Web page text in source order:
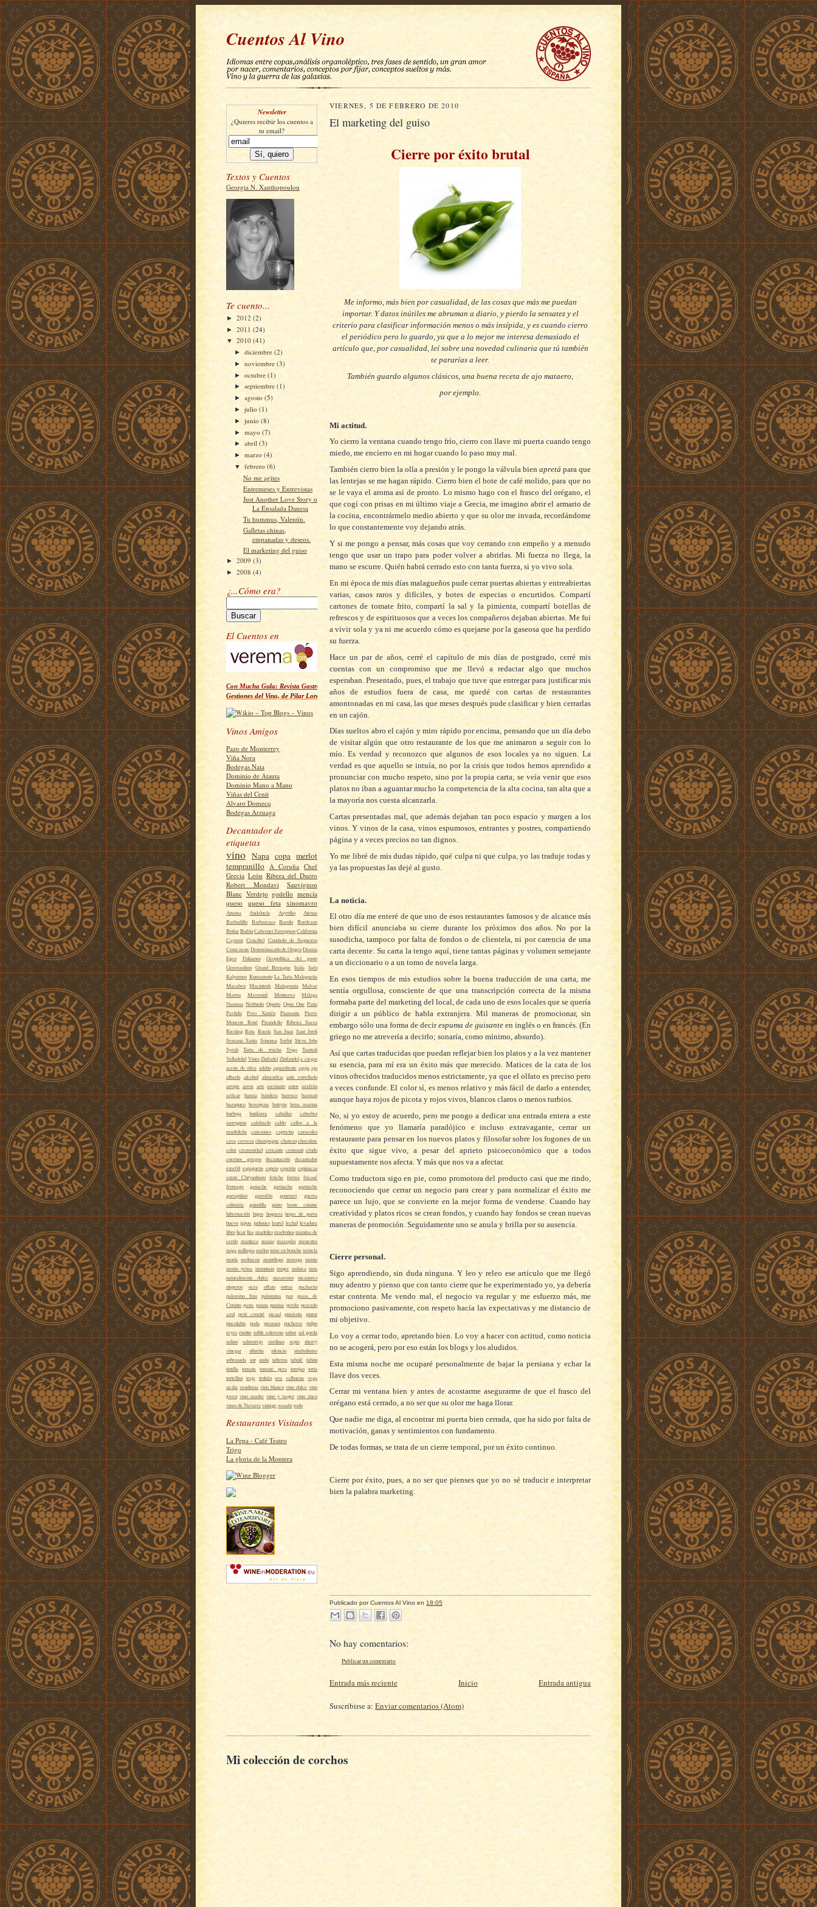
Cuentos Al Vino
Newsletter
¿Quieres recibir los cuentos a
tu email?
Textos y Cuentos
Georgia N. Xanthopoulou
Te cuento...
► 2012 (2)
► 2011 (24)
▼ 2010 (41)
►diciembre(2)
►noviembre(3)
►octubre(1)
►septiembre(1)
►agosto(5)
►julio(1)
►junio(8)
►mayo(7)
►abril(3)
►marzo(4)
▼febrero(6)
No me agites
Entremeses y Entrevistas
Just Another Love Story o
La Ensalada Danesa
Tu hummus, Valentín.
Galletas chinas,
empanadas y deseos.
El marketing del guiso
► 2009 (3)
► 2008 (4)
¿...Cómo era?
El Cuentos en
Con Mucha Gula: Revista Gastronómica Digital
Gestiones del Vino, de Pilar Lorenzo Richart
Vinos Amigos
Pazo de Monterrey
Viña Nora
Bodegas Naia
Dominio de Atauta
Dominio Mano a Mano
Viñas del Cenit
Alvaro Domecq
Bodegas Arzuaga
Decantador de
etiquetas
vino Napa copa merlot
tempranillo A Coruña Chef
Grecia León Ribera del Duero
Robert Mondavi
Sauvignon
Blanc Verdejo godello mencía
queso
queso feta xinomavro
Anama Andalucía Asyrtiko
Atenas
Barbadillo Barbaresco Barolo Bordeaux
BoñarBufónCabernet SauvignonCalifornia
Caymus Cencibel Condado de Sequeiras
Costa oesteDenominación de OrigenDrama
Egeo
Fokianos
Geopolítica del gusto
Gerovasiliou Grand Bretagne Italia Jaén
Kalymnos Kumamoto La Tarta Malagueña
Macabeu Macintosh Malagousia Malvar
Martos
Mavroudi Monterrei
Málaga
Naoussa Nebbiolo Oporto Opus One Patio
Pavlidis
Pero Ximén Piamonte
Pierre
Moncuit Rosé Pirandello Ribeira Sacra
Riesling Rota Rueda San Juan Sant Jordi
Semana Santa Sonoma Sorlut Steve Jobs
Syrah
Tarta de trucha Trigo
Tsantali
Valladolid Viura Zinfadel Zinfandel a ciegas
aceite de oliva adobo aguardiente aguja ajo
albarín alcohol almendras anís estrellado
arrope arroz arte asesinato autor azafrán
azúcar bamia bandera barroco basmati
bazuqueo berenjena botrytis brisa marina
burbuja
butifarra caballas
caberbet
sauvignon
calabacín caldo
callos a la
madrileña
canciones capricho
caracoles
cava cerveza champagne chateau chocolate
color cremosidad crocante croissant crudo
cuernos griegos
decantación
decantador
eme04 espaguetis espeto espetón espinacas
estate Chrysohoou fetiche forma fricasé
fromage
ganache garnacha
garnache
garrapiñas
garrofón gourmet
guerra
culinaria
guindilla gusto
haute cuisine
hibernación higos hoguera hojas de parra
huevo japon judiones laurel lechal levadura
librolicorlías madriles madroñosmanitas de
cerdo manteca masas mazapán menestra
migamilhojasmirlosmise en bouchemistela
moda moluscos monólogo moraga mosto
mosto yema mountain mujer música nata
naturalmente dulce
nazarenos
nicanores
nísperos
ocra olfato ostras
pacharán
palomino fina
palomitas pan
pasas de
Corinto pasta patata patatas perdiz pescado
azul petit comité picual pimienta pintor
piscolabis poda premios pucheros pulpo
reyes risotto roble esloveno sabor sal gorda
salino
salmorejo sardinas sepia
sherry
vinegar
sibarita silencio
simbolismo
sobrasada sur sushi taberna tabulé tahini
tintilla tomate tomate pera torrijas torta
tortellini traje truhán uva valbuena vega
sicilia vendimia vino blanco vino dulce vino
joven vino madre vino y mujer vino ático
vinos de Navarravintagewasabiyodo
Restaurantes Visitados
La Pepa - Café Teatro
Trigo
La gloria de la Montera
VIERNES, 5 DE FEBRERO DE 2010
El marketing del guiso
Cierre por éxito brutal
Me informo, más bien por casualidad, de las cosas que más me puedan
importar. Y datos inútiles me abruman a diario, y pierdo la sensatez y el
criterio para clasificar información menos o más insípida, y es cuando cierro
el periódico pero lo guardo, ya que a lo mejor me interesa demasiado el
artículo que, por casualidad, leí sobre una novedad culinaria que tú también
te pararías a leer.
También guardo algunos clásicos, una buena receta de ajo mataero,
por ejemplo.
Mi actitud.
Yo cierro la ventana cuando tengo frío, cierro con llave mi puerta cuando tengo
miedo, me encierro en mi hogar cuando lo paso muy mal.
También cierro bien la olla a presión y le pongo la válvula bien apretá para que
las lentejas se me hagan rápido. Cierro bien el bote de café molido, para que no
se le vaya el aroma así de pronto. Lo mismo hago con el frasco del orégano, el
que cogí con prisas en mi último viaje a Grecia, me imagino abrir el armario de
la cocina, encontrármelo medio abierto y que su olor me invada, recordándome
lo que constantemente voy dejando atrás.
Y si me pongo a pensar, más cosas que voy cerrando con empeño y a menudo
tengo que usar un trapo para poder volver a abrirlas. Mi fuerza no llega, la
mano se escurre. Quién habrá cerrado esto con tanta fuerza, si yo vivo sola.
En mi época de mis días malagueños pude cerrar puertas abiertas y entreabiertas
varias, casos raros y difíciles, y botes de especias o encurtidos. Compartí
cartones de tomate frito, compartí la sal y la pimienta, compartí botellas de
refrescos y de espirituosos que a veces los compañeros dejaban abiertas. Me fui
a vivir sola y ya ni me acuerdo cómo es quejarse por la gaseosa que ha perdido
su fuerza.
Hace un par de años, cerré el capítulo de mis días de postgrado, cerré mis
cuentas con un compromiso que me llevó a redactar algo que muchos
esperaban. Presentado, pues, el trabajo que tuve que entregar para justificar mis
años de estudios fuera de casa, me quedé con cartas de restaurantes
amontonadas en mi casa, las que meses después pude clasificar y bien cerrarlas
en un cajón.
Días sueltos abro el cajón y miro rápido por encima, pensando que un día debo
de visitar algún que otro restaurante de los que me animaron a seguir con lo
mío. Es verdad y reconozco que algunos de esos locales ya no siguen. La
verdad es que aquello se intuía, no por la crisis que todos hemos aprendido a
pronunciar con mucho respeto, sino por la propia carta; se veía venir que esos
platos no iban a aguantar mucho la competencia de la alta cocina, tan alta que a
la mayoría nos cuesta alcanzarla.
Cartas presentadas mal, que además dejaban tan poco espacio y margen a los
vinos. Y vinos de la casa, vinos espumosos, entrantes y postres, compartiendo
página y a veces precios no tan dignos.
Yo me libré de mis dudas rápido, qué culpa ni que culpa, yo las traduje todas y
ya las propuestas las dejé al gusto.
La noticia.
El otro día me enteré de que uno de esos restaurantes famosos y de alcance más
bien difícil anunciaba su cierre durante los próximos dos años. No por la
susodicha, tampoco por falta de fondos o de clientela, ni por carencia de una
carta decente. Su carta la tengo aquí, tiene tantas páginas y volumen semejante
a un diccionario o a un tomo de novela larga.
En esos tiempos de mis estudios sobre la buena traducción de una carta, me
sentía orgullosa, consciente de que una transcripción correcta de la misma
formaba parte del marketing del local, de cada uno de esos locales que se quería
dirigir a un público de habla extranjera. Mil maneras de promocionar, sin
embargo sólo una forma de decirespuma de guisante en inglés o en francés. (En
griego no me atrevería a decirlo; sonaría, como mínimo, absurdo).
Así que cartas traducidas que puedan reflejar bien los platos y a la vez mantener
su esencia, para mí era un éxito más que merecido. Matices de la cata de los
vinos ofrecidos traducidos menos estrictamente, ya que el olfato es preciso pero
a veces confunde. El color sí, es menos relativo y más fácil de darlo a entender,
aunque haya rojos de picota y rojos vivos, blancos claros o menos turbios.
No, si yo estoy de acuerdo, pero me pongo a dedicar una entrada entera a este
fenómeno que yo llamaría paradójico e incluso extravagante, cerrar un
restaurante para pensar en los nuevos platos y filosofar sobre los fogones de un
éxito que sigue vivo, a pesar del aprieto psicoeconómico que a todos
supuestamente nos afecta. Y más que nos va a afectar.
Como traductora sigo en pie, como promotora del producto casi que me rindo,
reconociendo que cerrar un negocio para crear y para normalizar el éxito me
parece un lujo, que se convierte en la mejor forma de venderse. Cuando hay
creatividad y platos ricos se crean fondos, y cuando hay fondos se crean nuevas
maneras de promoción. Seguidamente uno se anula y brilla por su ausencia.
Cierre personal.
Sigo aprendiendo, sin duda ninguna. Y leo y releo ese artículo que me llegó
muy adentro y pienso que con tanto cierre que he experimentado yo, ya debería
estar contenta. Me vendo mal, el negocio va regular y me esfuerzo más, me
promociono pasivamente, con respeto hacía las expectativas y me distancio de
mi objetivo.
Lo voy a cerrar todo, apretando bien. Lo voy a hacer con actitud, como noticia
no se acogerá, pero por eso están los blogs y los aludidos.
Esta misma noche me ocuparé personalmente de bajar la persiana y echar la
llave dos veces.
Cerrar mi ventana bien y antes de acostarme asegurarme de que el frasco del
orégano está cerrado, a no ser que su olor me haga llorar.
Que nadie me diga, al encontrar mi puerta bien cerrada, que ha sido por falta de
motivación, ganas y sentimientos con fundamento.
De todas formas, se trata de un cierre temporal, por un éxito continuo.
Cierre por éxito, pues, a no ser que pienses que yo no sé traducir e interpretar
bien la palabra marketing.
Publicado porCuentos Al Vino en 18:05
No hay comentarios:
Publicar un comentario
Entrada más reciente Entrada antigua
Inicio
Suscribirse a: Enviar comentarios (Atom)
Mi colección de corchos